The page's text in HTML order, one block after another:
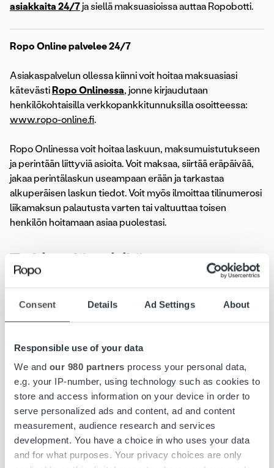
Consent Details Ad Settings About
Responsible use of your data
We and our 980 partners process your personal data,
e.g. your IP-number, using technology such as cookies to
store and access information on your device in order to
serve personalized ads and content, ad and content
measurement, audience research and services
development. You have a choice in who uses your data
and for what purposes. Your privacy choices are only
asiakkaita 24/7ja siellä maksuasioissa auttaa Ropobotti.
Ropo Online palvelee 24/7
Asiakaspalvelun ollessa kiinni voit hoitaa maksuasiasi
kätevästi Ropo Onlinessa, jonne kirjaudutaan
henkilökohtaisilla verkkopankkitunnuksilla osoitteessa:
www.ropo-online.fi.
Ropo Onlinessa voit hoitaa laskuun, maksumuistutukseen
ja perintään liittyviä asioita. Voit maksaa, siirtää eräpäivää,
jakaa perintälaskun useampaan erään ja tarkastaa
alkuperäisen laskun tiedot. Voit myös ilmoittaa tilinumerosi
liikamaksun palautusta varten tai valtuuttaa toisen
henkilön hoitamaan asiaa puolestasi.
Tarkista, löytyisikö vastaus
kysymykseesi Ropon UKK:sta
kysymykset -sivun, josta löydät vastauksia yleisimmin
#ropojengi asiakaspalvelu chat
Ropo Capital
Ropo Online
ropobotti